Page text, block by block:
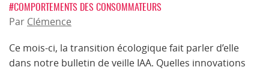
#COMPORTEMENTS DES CONSOMMATEURS
Par Clémence
Ce mois-ci, la transition écologique fait parler d’elle
dans notre bulletin de veille IAA. Quelles innovations